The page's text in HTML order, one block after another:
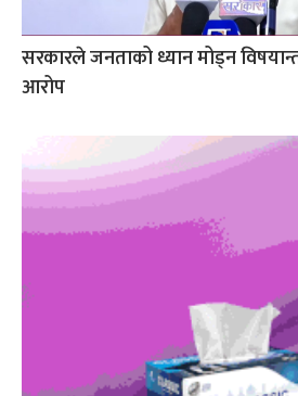
सरकारले जनताको ध्यान मोड्न
आरोप